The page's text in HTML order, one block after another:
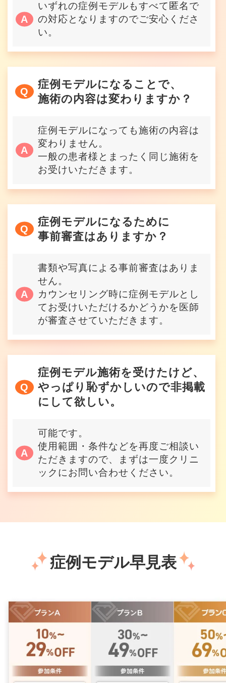
いずれの症例モデルもすべて匿名で
の対応となりますのでご安心くださ
い。
症例モデルになることで、
施術の内容は変わりますか？
症例モデルになっても施術の内容は
変わりません。
一般の患者様とまったく同じ施術を
お受けいただきます。
症例モデルになるために
事前審査はありますか？
書類や写真による事前審査はありま
せん。
カウンセリング時に症例モデルとし
てお受けいただけるかどうかを医師
が審査させていただきます。
症例モデル施術を受けたけど、
やっぱり恥ずかしいので非掲載
にして欲しい。
可能です。
使用範囲・条件などを再度ご相談い
ただきますので、まずは一度クリニ
ックにお問い合わせください。
症例モデル早見表